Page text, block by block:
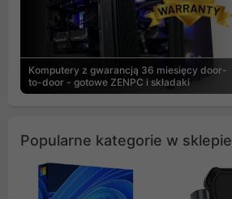
Komputery z gwarancją 36 miesięcy door-
to-door - gotowe ZENPC i składaki
Popularne kategorie w sklepie